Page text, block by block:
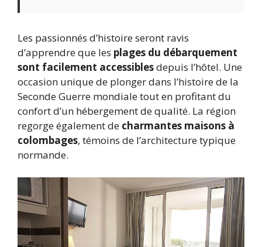
Les passionnés d’histoire seront ravis
d’apprendre que les plages du débarquement
sont facilement accessiblesdepuis l’hôtel. Une
occasion unique de plonger dans l’histoire de la
Seconde Guerre mondiale tout en profitant du
confort d’un hébergement de qualité. La région
regorge également de charmantes maisons à
colombages, témoins de l’architecture typique
normande.